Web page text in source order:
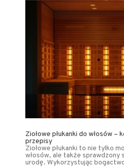
Ziołowe płukanki do włosów –
przepisy
Ziołowe płukanki to nie tylko
włosów, ale także sprawdzony
urodę. Wykorzystując